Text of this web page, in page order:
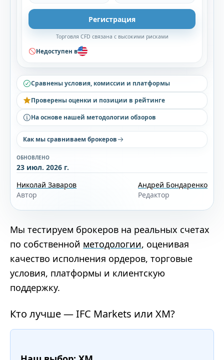
Регистрация
Торговля CFD связана с высокими рисками
Недоступен в
Сравнены условия, комиссии и платформы
Проверены оценки и позиции в рейтинге
На основе нашей методологии обзоров
Как мы сравниваем брокеров
ОБНОВЛЕНО
23 июл. 2026 г.
Николай Заваров
Автор
Андрей Бондаренко
Редактор
Мы тестируем брокеров на реальных счетах
по собственной методологии, оценивая
качество исполнения ордеров, торговые
условия, платформы и клиентскую
поддержку.
Кто лучше — IFC Markets или XM?